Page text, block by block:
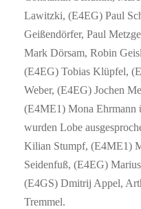
Lawitzki, (E4EG) Paul
Geißendörfer, Paul
Mark Dörsam, Robin
(E4EG) Tobias Klüpfel,
Weber, (E4EG) Jochen
(E4ME1) Mona Ehrmann
wurden Lobe
Kilian Stumpf, (E4ME1)
Seidenfuß, (E4EG)
(E4GS) Dmitrij Appel,
Tremmel.